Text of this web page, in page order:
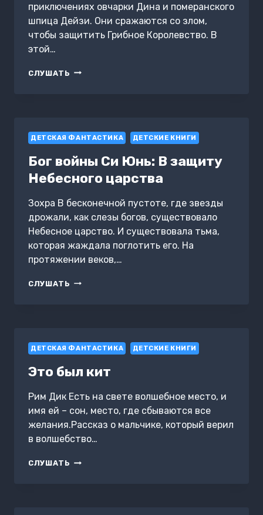
приключениях овчарки Дина и померанского
шпица Дейзи. Они сражаются со злом,
чтобы защитить Грибное Королевство. В
этой…
СЛУШАТЬ DEAN
ДЕТСКАЯ ФАНТАСТИКА ДЕТСКИЕ КНИГИ
Бог войны Си Юнь: В защиту
Небесного царства
Зохра В бесконечной пустоте, где звезды
дрожали, как слезы богов, существовало
Небесное царство. И существовала тьма,
которая жаждала поглотить его. На
протяжении веков,…
СЛУШАТЬ БОГ
НЕБЕСНОГО
ДЕТСКАЯ ФАНТАСТИКА ДЕТСКИЕ КНИГИ
Это был кит
Рим Дик Есть на свете волшебное место, и
имя ей – сон, место, где сбываются все
желания.Рассказ о мальчике, который верил
в волшебство…
СЛУШАТЬ ЭТО